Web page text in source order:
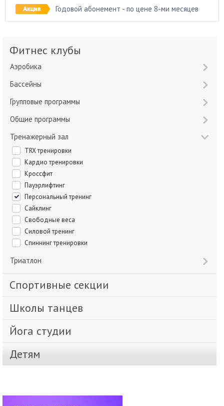
Годовой абонемент - по цене 8-ми месяцев
Фитнес клубы
Аэробика
Бассейны
Групповые программы
Общие программы
Тренажерный зал
TRX тренировки
Кардио тренировки
Кроссфит
Пауэрлифтинг
Персональный тренинг
Сайклинг
Свободные веса
Силовой тренинг
Спиннинг тренировки
Триатлон
Спортивные секции
Школы танцев
Йога студии
Детям